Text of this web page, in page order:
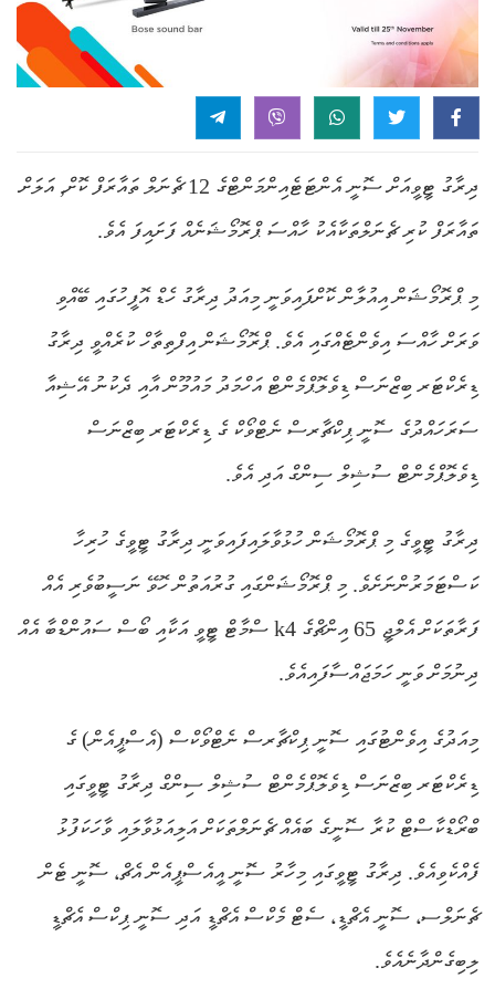
ދިރާގު ޓީވީއަށް ސޮނީ އެންޓަޓެއިންމަންޓްގެ 12 ޗެނަލް ތައާރަފް ކޮށް, އަލަށް
ތައާރަފް ކުރި ޗެނަލްތަކާއެކު ހާއްސަ ޕްރޮމޯޝަނެއް ފަށައިފަ އެވެ.
މި ޕްރޮމޯޝަން އިއުލާން ކޮށްފައިވަނީ މިއަދު ދިރާގު ހެޑް އޮފީހުގައި ބޭއްވި
ވަރަށް ހާއްސަ އިވެންޓެއްގައި އެވެ. ޕްރޮމޯޝަން އިފްތިތާހް ކުރެއްވީ ދިރާގު
ޑިރެކްޓަރ ބިޒްނަސް ޑިވެލޮޕްމެންޓް އަހްމަދު މައުމޫން އާއި ދެކުނު އޭޝިއާ
ސަރަހައްދުގެ ސޮނީ ޕިކްޗާރސް ނެޓްވޯކް ގެ ޑިރެކްޓަރ ބިޒްނަސް
ޑިވެލޮޕްމެންޓް ސުޝިލް ސިންގް އަދި އެވެ.
ދިރާގު ޓީވީގެ މި ޕްރޮމޯޝަން ހުޅުވާލައިފައިވަނީ ދިރާގު ޓީވީގެ ހުރިހާ
ކަސްޓަމަރުންނަށެވެ. މި ޕްރޮމޯޝަންގައި ގުރުއަތުން ހޮވޭ ނަސީބުވެރި އެއް
ފަރާތަކަށް އެލްޖީ 65 އިންޗްގެ k4 ސްމާޓް ޓީވީ އަކާއި ބޯސް ސައުންޑްބާ އެއް
ދިނުމަށް ވަނީ ހަމަޖައްސާފައިއެވެ.
މިއަދުގެ އިވެންޓުގައި ސޮނީ ޕިކްޗާރސް ނެޓްވޯކްސް (އެސްޕީއެން) ގެ
ޑިރެކްޓަރ ބިޒްނަސް ޑިވެލޮޕްމެންޓް ސުޝިލް ސިންގް ދިރާގު ޓީވީގައި
ބްރޯޑްކާސްޓް ކުރާ ސޮނީގެ ބައެއް ޗެނަލްތަކަށް އަލިއަޅުވާލައި ވާހަކަފުޅު
ފެއްކެވިއެވެ. ދިރާގު ޓީވީގައި މިހާރު ސޮނީ އީއެސްޕީއެން އެޗް، ސޮނީ ޓެން
ޗެނަލްސ، ސޮނީ އެޗްޑީ، ސެޓް މެކްސް އެޗްޑީ އަދި ސޮނީ ޕިކްސް އެޗްޑީ
ލިބިގެންދާނެއެވެ.